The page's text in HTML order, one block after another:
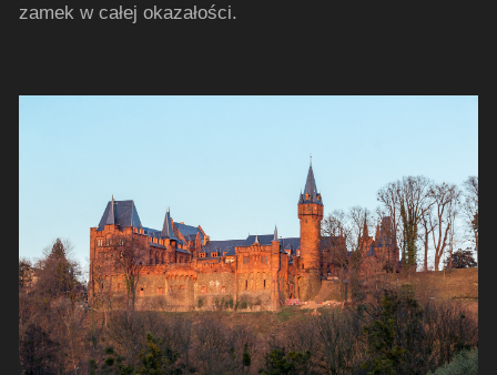
zamek w całej okazałości.